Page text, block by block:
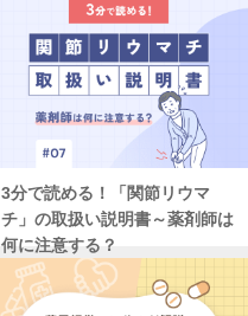
3分で読める！「関節リウマ
チ」の取扱い説明書～薬剤師は
何に注意する？